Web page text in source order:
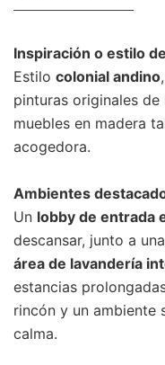
Inspiración o estilo
Estilo colonial andino
pinturas originales de
muebles en madera
acogedora.
Ambientes
Un lobby de entrada
descansar, junto a una
área de lavandería
estancias
rincón y un ambiente
calma.